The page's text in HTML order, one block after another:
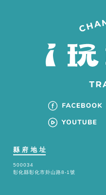
縣府地址
500034
彰化縣彰化市卦山路8-1號